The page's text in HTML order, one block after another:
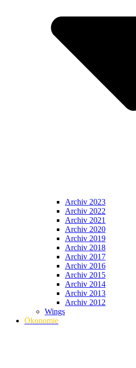
Archiv 2023
Archiv 2022
Archiv 2021
Archiv 2020
Archiv 2019
Archiv 2018
Archiv 2017
Archiv 2016
Archiv 2015
Archiv 2014
Archiv 2013
Archiv 2012
Wings
Ökonomie